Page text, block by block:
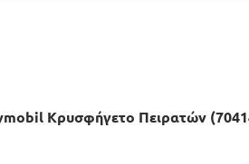
Κρυσφήγετο Πειρατών